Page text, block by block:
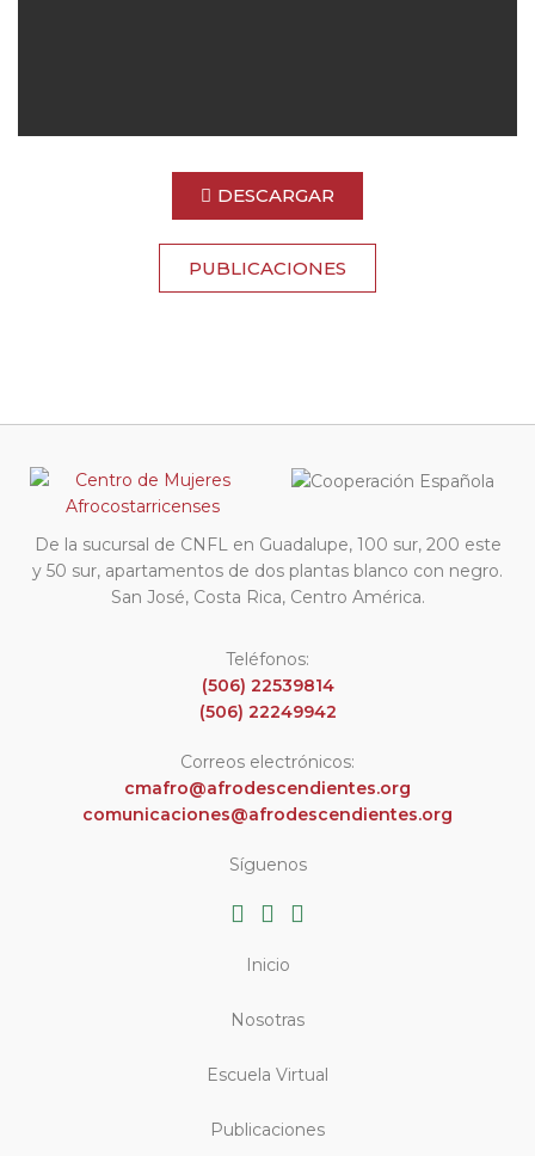
DESCARGAR
PUBLICACIONES
De la sucursal de CNFL en Guadalupe, 100 sur, 200 este
y 50 sur, apartamentos de dos plantas blanco con negro.
San José, Costa Rica, Centro América.
Teléfonos:
(506) 22539814
(506) 22249942
Correos electrónicos:
cmafro@afrodescendientes.org
comunicaciones@afrodescendientes.org
Síguenos
Inicio
Nosotras
Escuela Virtual
Publicaciones